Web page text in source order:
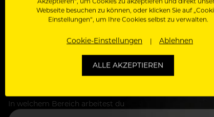
In welchem Bereich arbeitest du
Webseite besuchen zu können, oder klicken Sie auf
Einstellungen“, um Ihre Cookies selbst zu verwalten.
Cookie-Einstellungen Ablehnen
ALLE AKZEPTIEREN